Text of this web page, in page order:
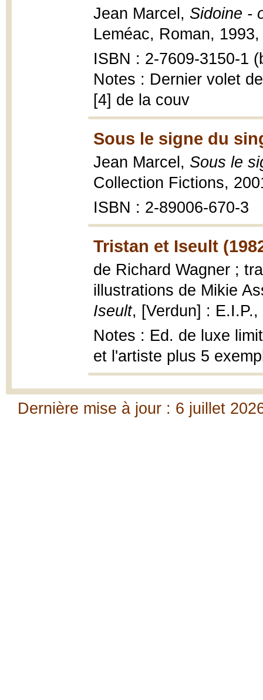
Jean Marcel, Sidoine -
Leméac, Roman,
ISBN : 2-7609-3150-1
Notes : Dernier volet
[4] de la couv
Sous le signe du
Jean Marcel, Sous le
Collection Fictions,
ISBN : 2-89006-670-3
Tristan et Iseult
de Richard Wagner ;
illustrations de Mikie
Iseult, [Verdun] :
Notes : Ed. de luxe
et l'artiste plus 5
Dernière mise à jour : 6 juillet